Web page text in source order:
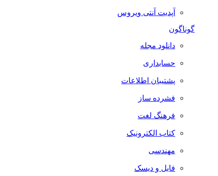
آپدیت آنتی ویروس
گوناگون
دانلود مجله
حسابداری
پشتیبان اطلاعات
فشرده ساز
فرهنگ لغت
کتاب الکترونیک
مهندسی
فایل و دیسک